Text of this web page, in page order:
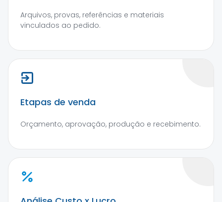
Arquivos, provas, referências e materiais
vinculados ao pedido.
Etapas de venda
Orçamento, aprovação, produção e recebimento.